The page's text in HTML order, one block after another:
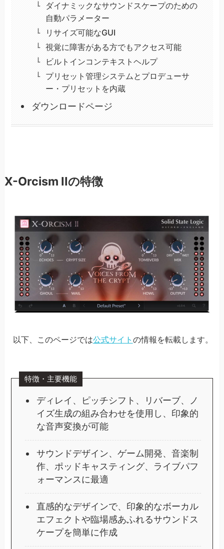
ダイナミックなサウンドスケープのための
自動パラメーター
リサイズ可能なGUI
視覚に障害がある方でもアクセス可能
ビルトインコンテキストヘルプ
プリセット管理システムとプロデューサ
ー・プリセットを内蔵
ダウンロードページ
X-Orcism IIの特徴
以下、このページでは公式サイト の情報を転載します。
特徴・主要機能
ディレイ、ピッチシフト、リバーブ、ノ
イズ生成の組み合わせを使用し、印象的
な音声変換が可能
サウンドデザイン、ゲーム開発、音楽制
作、ポッドキャスティング、ライブパフ
ォーマンスに最適
直感的なデザインで、印象的なボーカル
エフェクトや臨場感あふれるサウンドス
ケープを簡単に作成